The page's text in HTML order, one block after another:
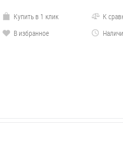
Купить в 1 клик
К
В избранное